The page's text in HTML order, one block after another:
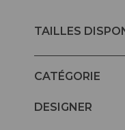
TAILLES
CATÉGORIE
DESIGNER